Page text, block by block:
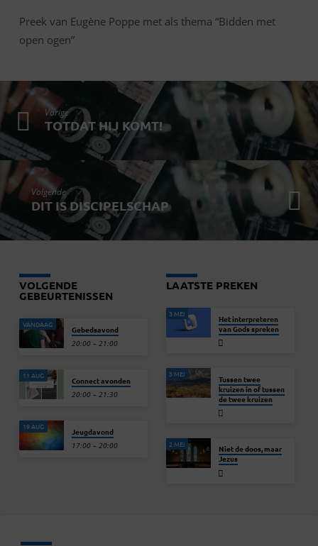
Preek van Eugène Poppe met als thema “Bidden met
open ogen”
Vorige
TOTDAT HIJ KOMT!
Volgende
DIT IS DISCIPELSCHAP
VOLGENDE
GEBEURTENISSEN
VANDAAG Gebedsavond
20:00 – 21:00
11 AUG Connect avonden
20:00 – 21:30
19 AUG Jeugdavond
17:00 – 20:00
LAATSTE PREKEN
3 MEI
Het interpreteren
van Gods spreken
3 MEI
Tussen twee
kruizen in of tussen
de twee kruizen
2 MEI
Niet de doos, maar
Jezus